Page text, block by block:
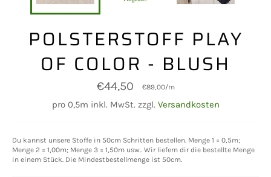
POLSTERSTOFF PLAY
OF COLOR - BLUSH
Normaler
Preis
€44,50 €89,00/m
pro 0,5m inkl. MwSt. zzgl. Versandkosten
Du kannst unsere Stoffe in 50cm Schritten bestellen. Menge 1 = 0,5m;
Menge 2 = 1,00m; Menge 3 = 1,50m usw.. Wir liefern dir die bestellte Menge
in einem Stück. Die Mindestbestellmenge ist 50cm.